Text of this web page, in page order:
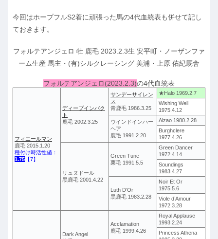
今回はホープフルS2着に頑張った馬の4代血統表も併せて記し
ておきます。
フォルテアンジェロ 牡 鹿毛 2023.2.3生 安平町・ノーザンファ
ーム生産 馬主・(有)シルクレーシング 美浦・上原 佑紀厩舎
フォルテアンジェロ(2023.2.3)の4代血統表
フィエールマン
鹿毛 2015.1.20
種付け時活性値：
1.75 【7】
ディープインパク
ト
鹿毛 2002.3.25
サンデーサイレン
ス
青鹿毛 1986.3.25
★Halo 1969.2.7
Wishing Well
1975.4.12
ウインドインハー
ヘア
鹿毛 1991.2.20
Alzao 1980.2.28
Burghclere
1977.4.26
リュヌドール
黒鹿毛 2001.4.22
Green Tune
栗毛 1991.5.5
Green Dancer
1972.4.14
Soundings
1983.4.27
Luth D’Or
黒鹿毛 1983.2.28
Noir Et Or
1975.5.6
Viole d’Amour
1972.3.28
Dark Angel
Acclamation
鹿毛 1999.4.26
Royal Applause
1993.2.24
Princess Athena